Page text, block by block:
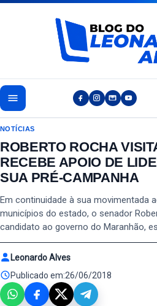
Pular para o conteúdo
NOTÍCIAS
ROBERTO ROCHA
RECEBE APOIO DE
SUA PRÉ-CAMPANHA
Em continuidade à sua movimentada
municípios do estado, o senador
candidato ao governo do Maranhão,
Leonardo Alves
Publicado em:26/06/2018